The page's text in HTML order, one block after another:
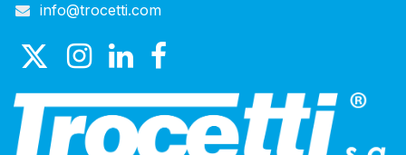
info@trocetti.com